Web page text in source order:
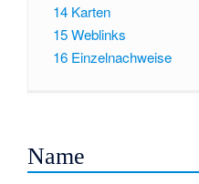
14 Karten
15Weblinks
16 Einzelnachweise
Name